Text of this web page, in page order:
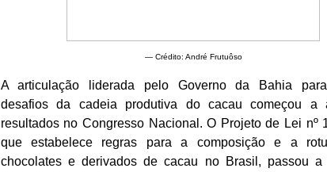
— Crédito: André Frutuôso
A articulação liderada pelo Governo da Bahia
desafios da cadeia produtiva do cacau começou a
resultados no Congresso Nacional. O Projeto de Lei nº
que estabelece regras para a composição e a
chocolates e derivados de cacau no Brasil, passou a